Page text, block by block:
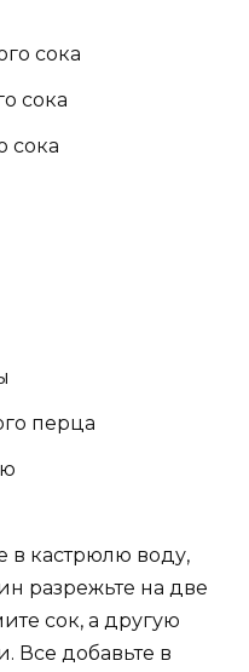
сока
сока
сока
перца
в кастрюлю воду,
разрежьте на две
сок, а другую
Все добавьте в